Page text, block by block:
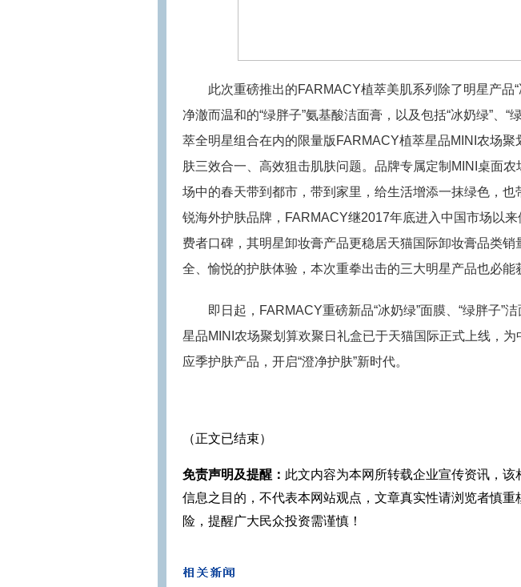
此次重磅推出的FARMACY植萃美肌系列除了明星产品
净澈而温和的“绿胖子”氨基酸洁面膏，以及包括“冰奶绿”、“
萃全明星组合在内的限量版FARMACY植萃星品MINI农场
肤三效合一、高效狙击肌肤问题。品牌专属定制MINI桌面
场中的春天带到都市，带到家里，给生活增添一抹绿色，
锐海外护肤品牌，FARMACY继2017年底进入中国市场以
费者口碑，其明星卸妆膏产品更稳居天猫国际卸妆膏品类
全、愉悦的护肤体验，本次重拳出击的三大明星产品也必能
即日起，FARMACY重磅新品“冰奶绿”面膜、“绿胖子”
星品MINI农场聚划算欢聚日礼盒已于天猫国际正式上线，
应季护肤产品，开启“澄净护肤”新时代。
（正文已结束）
免责声明及提醒： 此文内容为本网所转载企业宣传资讯，
信息之目的，不代表本网站观点，文章真实性请浏览者慎
险，提醒广大民众投资需谨慎！